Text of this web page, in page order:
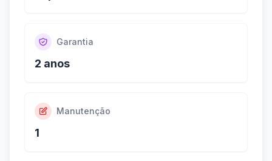
Garantia
2 anos
Manutenção
1